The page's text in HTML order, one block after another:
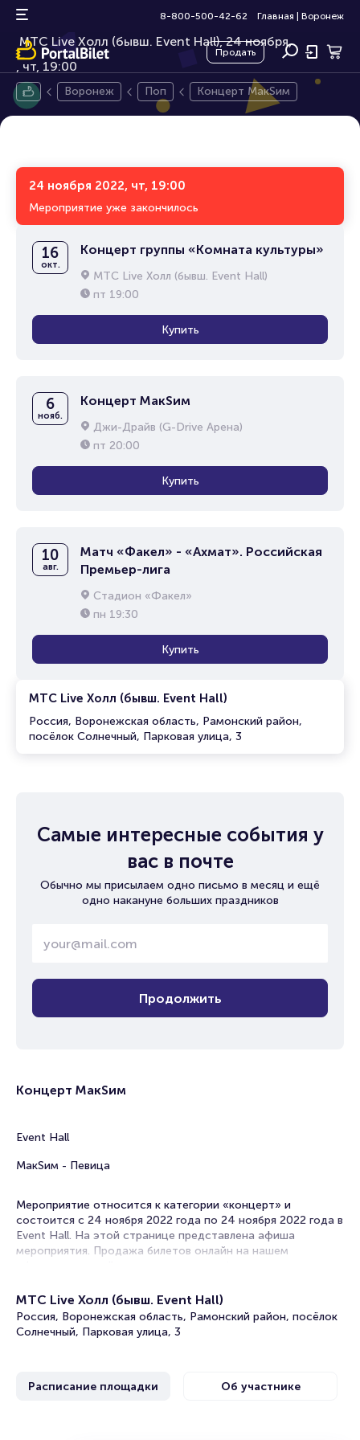
8-800-500-42-62 Главная Воронеж
Продать
Концерт МакSим
МТС Live Холл (бывш. Event Hall), 24 ноября,
0+
чт, 19:00
Воронеж Поп Концерт МакSим
24 ноября 2022, чт, 19:00
Мероприятие уже закончилось
МТС Live Холл (бывш. Event Hall)
Россия, Воронежская область, Рамонский район,
посёлок Солнечный, Парковая улица, 3
16
окт.
Концерт группы «Комната культуры»
МТС Live Холл (бывш. Event Hall)
пт 19:00
Купить
6
нояб.
Концерт МакSим
Джи-Драйв (G-Drive Арена)
пт 20:00
Купить
10
авг.
Матч «Факел» - «Ахмат». Российская
Премьер-лига
Стадион «Факел»
пн 19:30
Купить
Самые интересные события у
вас в почте
Обычно мы присылаем одно письмо в месяц и ещё
одно накануне больших праздников
Продолжить
Концерт МакSим
Event Hall
МакSим - Певица
Мероприятие относится к категории «концерт» и
состоится с 24 ноября 2022 года по 24 ноября 2022 года в
Event Hall. На этой странице представлена афиша
мероприятия. Продажа билетов онлайн на нашем
на концерт.
Билеты на концерт МакSим
Среднее время на покупку билета здесь начиная с выбора
МТС Live Холл (бывш. Event Hall)
Россия, Воронежская область, Рамонский район, посёлок
Солнечный, Парковая улица, 3
Расписание площадки Об участнике